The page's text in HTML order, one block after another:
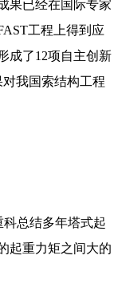
果已经在国际专家
工程上得到应
成了12项自主创新
我国索结构工程
科总结多年塔式起
起重力矩之间大的